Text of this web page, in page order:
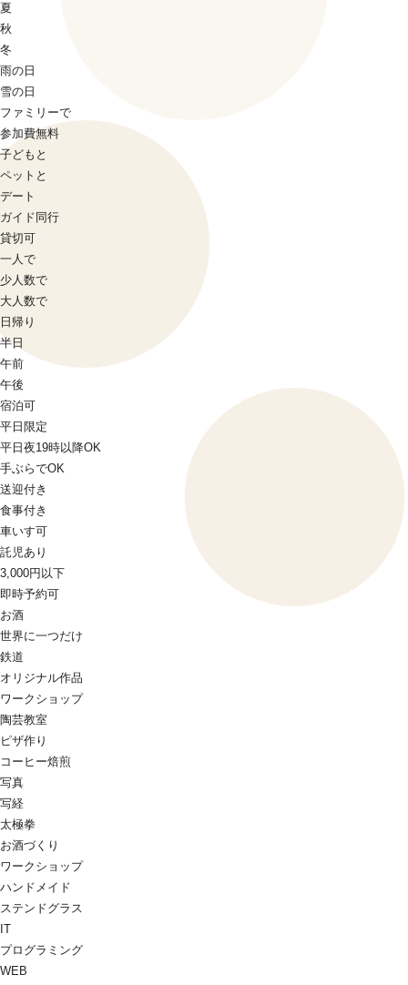
夏
秋
冬
雨の日
雪の日
ファミリーで
参加費無料
子どもと
ペットと
デート
ガイド同行
貸切可
一人で
少人数で
大人数で
日帰り
半日
午前
午後
宿泊可
平日限定
平日夜19時以降OK
手ぶらでOK
送迎付き
食事付き
車いす可
託児あり
3,000円以下
即時予約可
お酒
世界に一つだけ
鉄道
オリジナル作品
ワークショップ
陶芸教室
ピザ作り
コーヒー焙煎
写真
写経
太極拳
お酒づくり
ワークショップ
ハンドメイド
ステンドグラス
IT
プログラミング
WEB